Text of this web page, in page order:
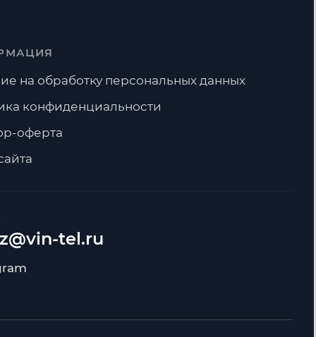
tel.ru
на обработку персональных данных
конфиденциальности
оферта